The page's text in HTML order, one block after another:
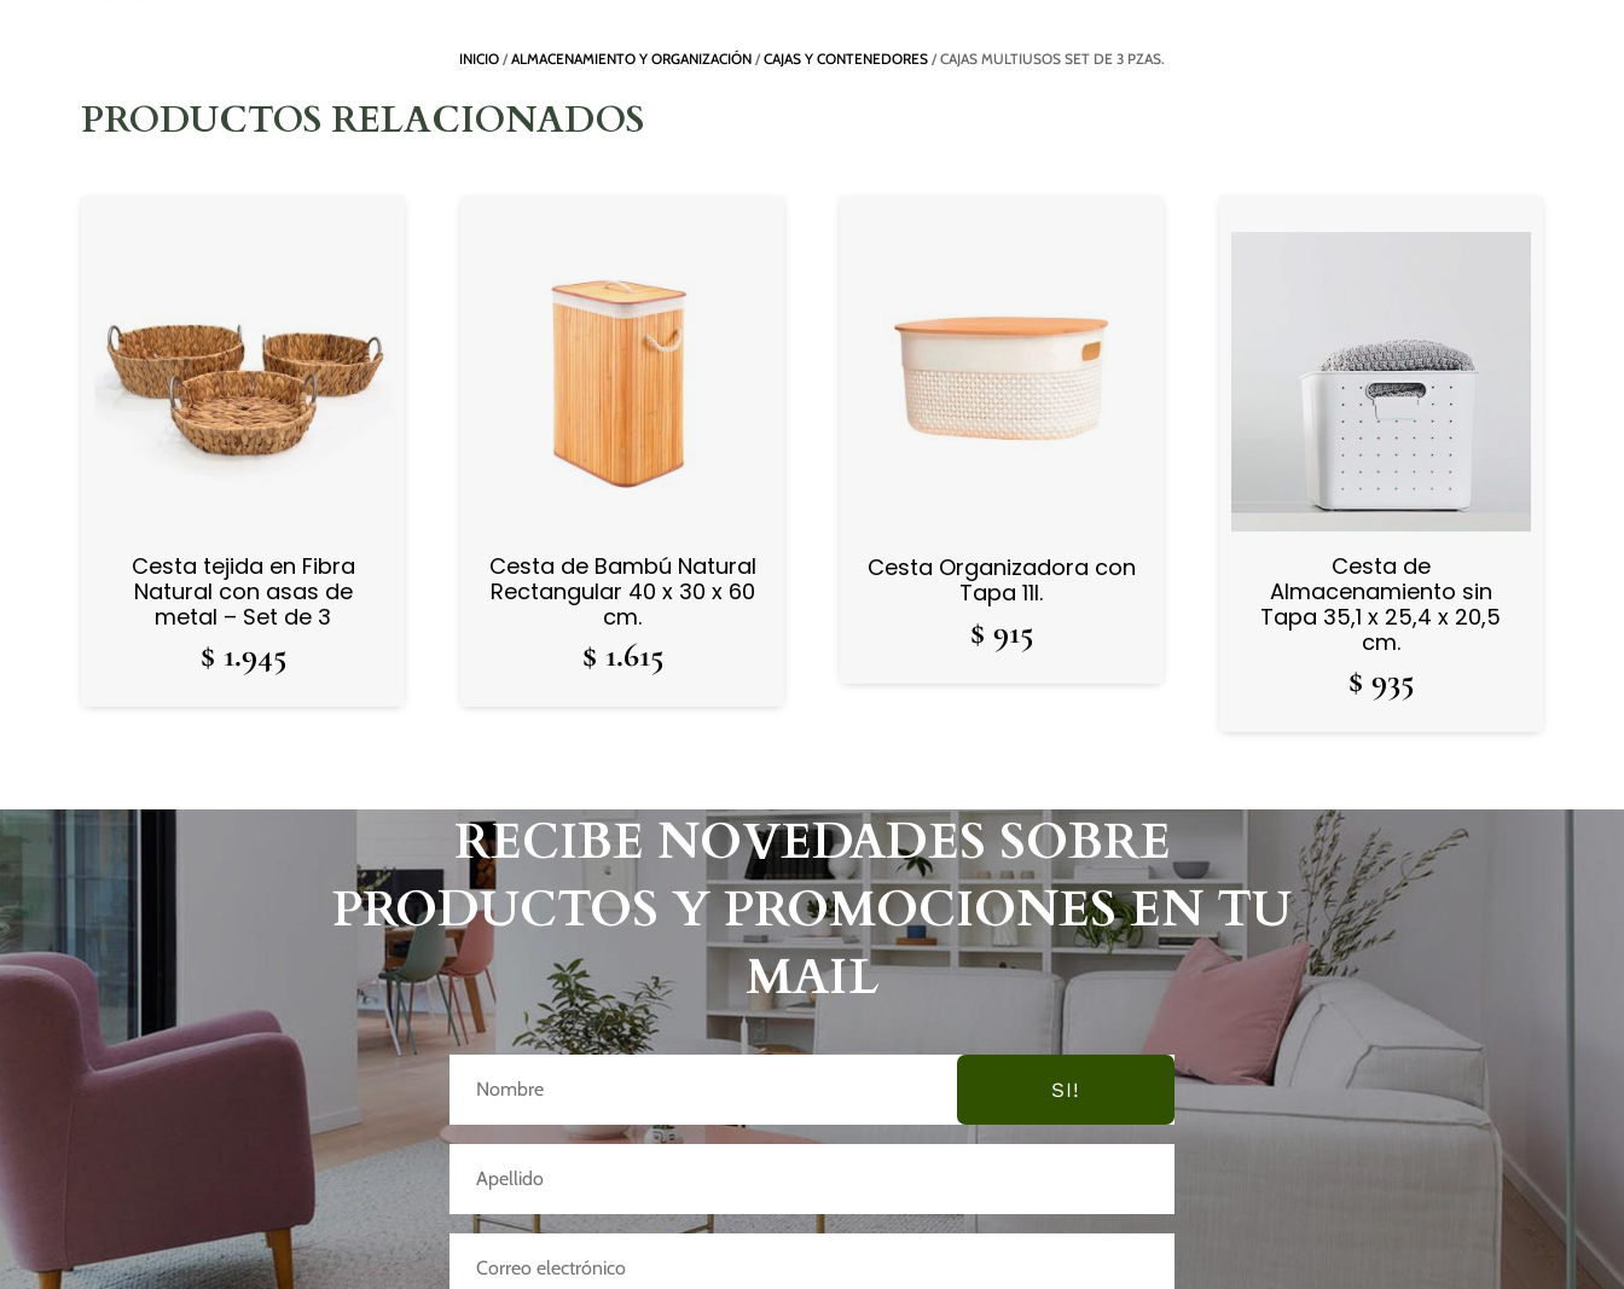
INICIO / ALMACENAMIENTO Y ORGANIZACIÓN / CAJAS Y CONTENEDORES / CAJAS MULTIUSOS SET DE 3 PZAS.
PRODUCTOS RELACIONADOS
Cesta tejida en Fibra
Natural con asas de
metal – Set de 3
$ 1.945
Cesta de Bambú Natural
Rectangular 40 x 30 x 60
cm.
$ 1.615
Cesta Organizadora con
Tapa 11l.
$ 915
Cesta de
Almacenamiento sin
Tapa 35,1 x 25,4 x 20,5
cm.
$ 935
RECIBE NOVEDADES SOBRE
PRODUCTOS Y PROMOCIONES EN TU
MAIL
SI!